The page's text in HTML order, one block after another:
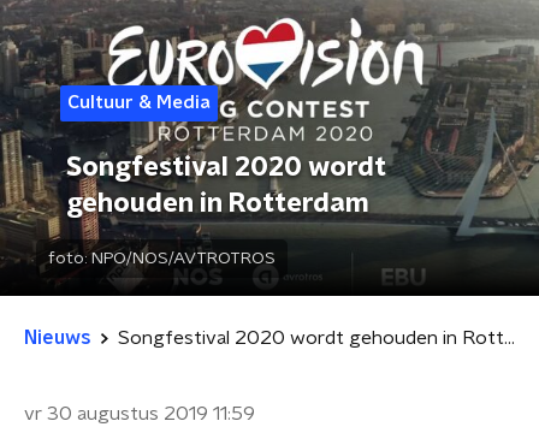
Cultuur & Media
Songfestival 2020 wordt
gehouden in Rotterdam
foto:NPO/NOS/AVTROTROS
Nieuws Songfestival 2020 wordt gehouden in Rotterdam
vr 30 augustus 2019 11:59